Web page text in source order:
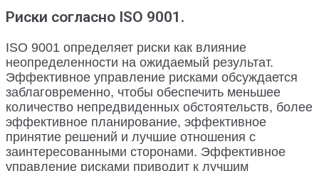
Риски согласно ISO 9001.
ISO 9001 определяет риски как влияние
неопределенности на ожидаемый результат.
Эффективное управление рисками обсуждается
заблаговременно, чтобы обеспечить меньшее
количество непредвиденных обстоятельств, более
эффективное планирование, эффективное
принятие решений и лучшие отношения с
заинтересованными сторонами. Эффективное
управление рисками приводит к лучшим